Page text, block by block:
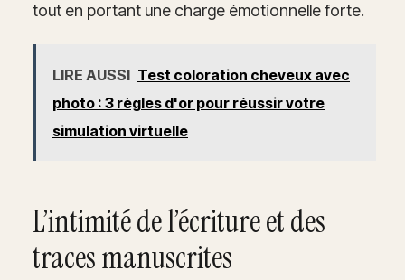
tout en portant une charge émotionnelle forte.
LIRE AUSSI Test coloration cheveux avec
photo : 3 règles d'or pour réussir votre
simulation virtuelle
L’intimité de l’écriture et des
traces manuscrites